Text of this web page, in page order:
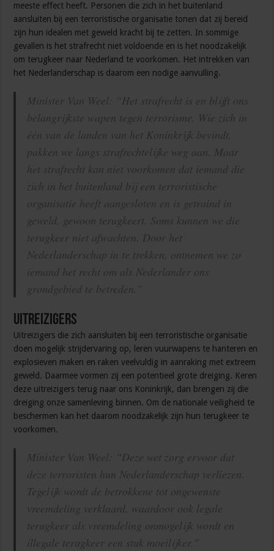
meeste effect heeft. Personen die zich in het buitenland
aansluiten bij een terroristische organisatie tonen dat zij bereid
zijn hun idealen met geweld kracht bij te zetten. In sommige
gevallen is het strafrecht niet voldoende en is het noodzakelijk
om terugkeer naar Nederland te voorkomen. Het intrekken van
het Nederlanderschap is daarom een nodige aanvulling.
Minister Van Weel: “Het strafrecht is en blijft ons
belangrijkste wapen tegen terrorisme. Wie zich in
één van de landen van het Koninkrijk bevindt,
pakken we langs strafrechtelijke weg aan. Maar
het strafrecht kan niet voorkomen dat iemand die
zich in het buitenland bij een terroristische
organisatie heeft aangesloten en is getraind in
geweld, gewoon terugkeert. Soms kunnen we die
terugkeer niet afwachten. Door het
Nederlanderschap in te trekken, ontnemen we zo
iemand het recht om als Nederlander ons
grondgebied te betreden.”
Uitreizigers
Uitreizigers die zich aansluiten bij een terroristische organisatie
doen mogelijk strijdervaring op, leren vuurwapens te hanteren en
explosieven maken en raken veelvuldig in aanraking met extreem
geweld. Daarmee vormen zij een potentieel grote dreiging. Keren
deze uitreizigers terug naar ons Koninkrijk, dan brengen zij die
dreiging onze samenleving binnen. Om de nationale veiligheid te
beschermen kan het daarom noodzakelijk zijn hun terugkeer te
voorkomen.
Minister Van Weel: “Deze wet zorg ervoor dat
deze terroristen hun Nederlanderschap verliezen.
Tegelijk wordt de betrokkene tot ongewenste
vreemdeling verklaard, waardoor ook legale
terugkeer als vreemdeling onmogelijk wordt en
illegale terugkeer een stuk moeilijker.”